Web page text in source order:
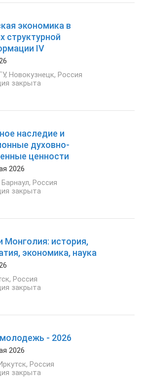
экономика в
структурной
IV
, Новокузнецк, Россия
закрыта
наследие и
духовно-
ценности
2026
Барнаул, Россия
закрыта
Монголия: история,
экономика, наука
, Россия
закрыта
- 2026
2026
, Россия
закрыта